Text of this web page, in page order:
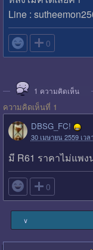
Line :
 0
1 ความคิดเห็น
ความคิดเห็นที่ 1
DBSG_FC!
30 เมษายน 2559 เวล
มี R61 ราคาไม่แพ
 0
∨